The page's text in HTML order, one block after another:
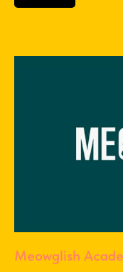
Meowglish